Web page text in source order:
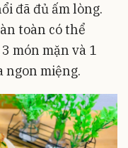
đã đủ ấm lòng.
toàn có thể
món mặn và 1
ngon miệng.